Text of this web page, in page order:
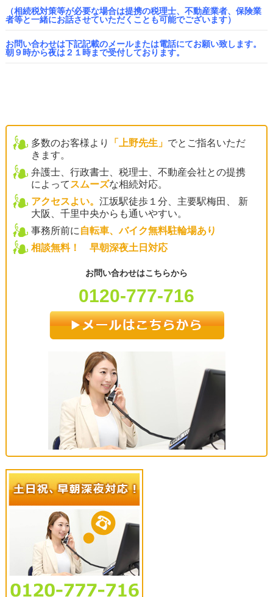
（相続税対策等が必要な場合は提携の税理士、不動産業者、保険業
者等と一緒にお話させていただくことも可能でございます）
お問い合わせは下記記載のメールまたは電話にてお願い致します。
朝９時から夜は２１時まで受付しております。
多数のお客様より 「上野先生」 でとご指名いただ
きます。
弁護士、行政書士、税理士、不動産会社との提携
によって スムーズな相続対応。
アクセスよい。 江坂駅徒歩１分、主要駅梅田、 新
大阪、千里中央からも通いやすい。
事務所前に 自転車、バイク無料駐輪場あり
相談無料！ 早朝深夜土日対応
お問い合わせはこちらから
0120-777-716